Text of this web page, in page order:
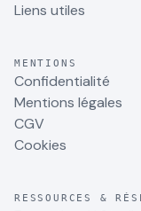
Liens utiles
MENTIONS
Confidentialité
Mentions légales
CGV
Cookies
RESSOURCES &